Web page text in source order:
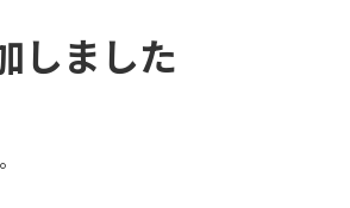
しました